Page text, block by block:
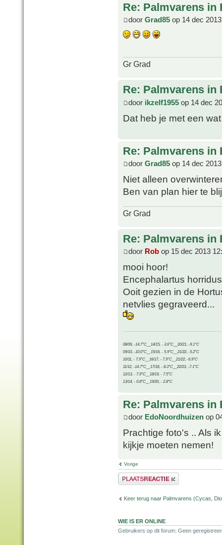
Re: Palmvarens in
door Grad85 op 14 dec
Gr Grad
Re: Palmvarens in
door ikzelf1955 op 14 dec
Dat heb je met een
Re: Palmvarens in
door Grad85 op 14 dec
Niet alleen
Ben van plan hier te
Gr Grad
Re: Palmvarens in
door Rob op 15 dec 2013
mooi hoor!
Encephalartus
Ooit gezien in de
netvlies gegraveerd...
08/09, -14.7°C__14/15, - 3.6°C__20/21, -9.1°C
09/10, -10.0°C__15/16, - 5.9°C__21/22, -5.2°C
10/11, - 7.9°C__16/17, - 7.9°C__21/22, -6.9°C
11/12, -14.7°C__17/18, - 8.3°C__22/23, -7.1°C
12/13, - 7.9°C__18/19, - 7.5°C
13/14, - 0.8°C__19/20, - 2.8°C
Re: Palmvarens in
door EdoNoordhuizen op
Prachtige foto's .. Als
kijkje moeten nemen!
Vorige
Plaats een reactie
Keer terug naar Palmvarens (Cycas,
WIE IS ER ONLINE
Gebruikers op dit forum: Geen